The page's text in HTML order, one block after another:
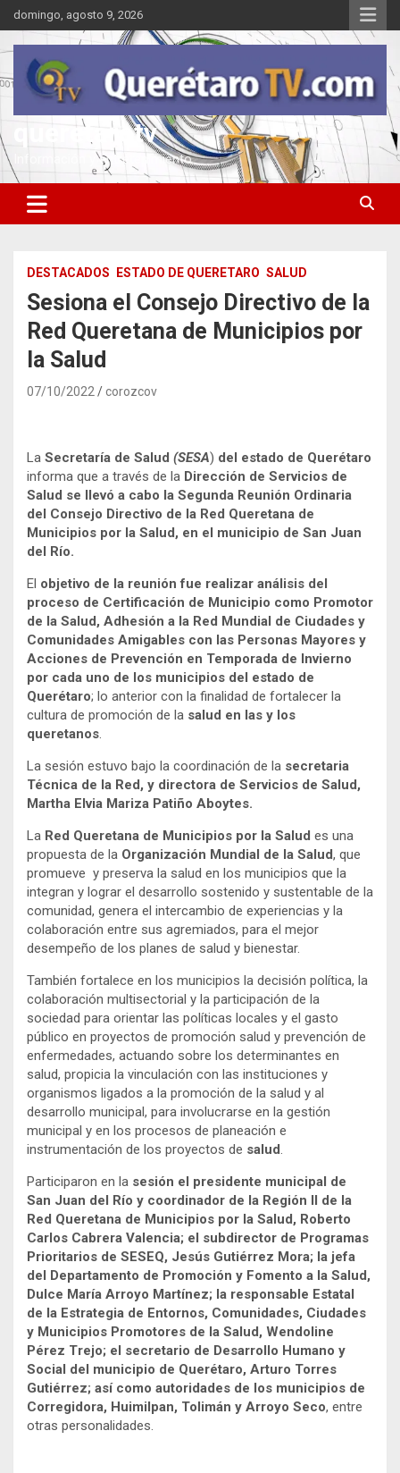
Saltar
al
contenido
domingo, agosto 9, 2026
queretarotv
Información y entretenimiento
DESTACADOS ESTADO DE QUERETARO SALUD
Sesiona el Consejo Directivo de la
Red Queretana de Municipios por
la Salud
07/10/2022 corozcov
La Secretaría de Salud (SESA) del estado de Querétaro
informa que a través de la Dirección de Servicios de
Salud se llevó a cabo la Segunda Reunión Ordinaria
del Consejo Directivo de la Red Queretana de
Municipios por la Salud, en el municipio de San Juan
del Río.
El objetivo de la reunión fue realizar análisis del
proceso de Certificación de Municipio como Promotor
de la Salud, Adhesión a la Red Mundial de Ciudades y
Comunidades Amigables con las Personas Mayores y
Acciones de Prevención en Temporada de Invierno
por cada uno de los municipios del estado de
Querétaro; lo anterior con la finalidad de fortalecer la
cultura de promoción de la salud en las y los
queretanos.
La sesión estuvo bajo la coordinación de la secretaria
Técnica de la Red, y directora de Servicios de Salud,
Martha Elvia Mariza Patiño Aboytes.
La Red Queretana de Municipios por la Salud es una
propuesta de la Organización Mundial de la Salud, que
promueve y preserva la salud en los municipios que la
integran y lograr el desarrollo sostenido y sustentable de la
comunidad, genera el intercambio de experiencias y la
colaboración entre sus agremiados, para el mejor
desempeño de los planes de salud y bienestar.
También fortalece en los municipios la decisión política, la
colaboración multisectorial y la participación de la
sociedad para orientar las políticas locales y el gasto
público en proyectos de promoción salud y prevención de
enfermedades, actuando sobre los determinantes en
salud, propicia la vinculación con las instituciones y
organismos ligados a la promoción de la salud y al
desarrollo municipal, para involucrarse en la gestión
municipal y en los procesos de planeación e
instrumentación de los proyectos de salud.
Participaron en la sesión el presidente municipal de
San Juan del Río y coordinador de la Región II de la
Red Queretana de Municipios por la Salud, Roberto
Carlos Cabrera Valencia; el subdirector de Programas
Prioritarios de SESEQ, Jesús Gutiérrez Mora; la jefa
del Departamento de Promoción y Fomento a la Salud,
Dulce María Arroyo Martínez; la responsable Estatal
de la Estrategia de Entornos, Comunidades, Ciudades
y Municipios Promotores de la Salud, Wendoline
Pérez Trejo; el secretario de Desarrollo Humano y
Social del municipio de Querétaro, Arturo Torres
Gutiérrez; así como autoridades de los municipios de
Corregidora, Huimilpan, Tolimán y Arroyo Seco, entre
otras personalidades.